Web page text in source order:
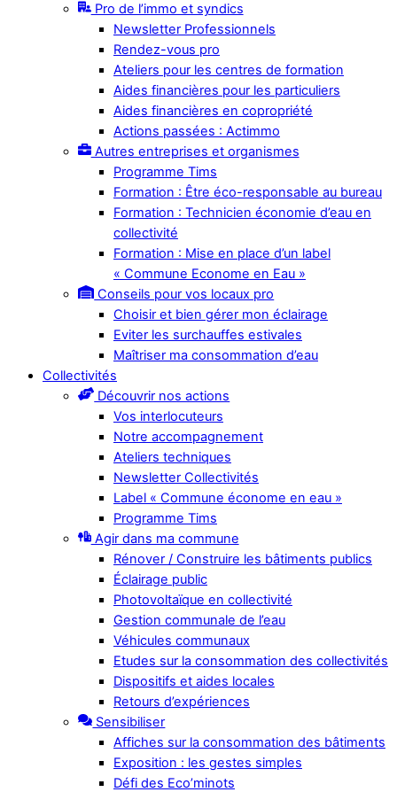
Pro de l’immo et syndics
Newsletter Professionnels
Rendez-vous pro
Ateliers pour les centres de formation
Aides financières pour les particuliers
Aides financières en copropriété
Actions passées : Actimmo
Autres entreprises et organismes
Programme Tims
Formation : Être éco-responsable au bureau
Formation : Technicien économie d’eau en
collectivité
Formation : Mise en place d’un label
« Commune Econome en Eau »
Conseils pour vos locaux pro
Choisir et bien gérer mon éclairage
Eviter les surchauffes estivales
Maîtriser ma consommation d’eau
Collectivités
Découvrir nos actions
Vos interlocuteurs
Notre accompagnement
Ateliers techniques
Newsletter Collectivités
Label « Commune économe en eau »
Programme Tims
Agir dans ma commune
Rénover / Construire les bâtiments publics
Éclairage public
Photovoltaïque en collectivité
Gestion communale de l’eau
Véhicules communaux
Etudes sur la consommation des collectivités
Dispositifs et aides locales
Retours d’expériences
Sensibiliser
Affiches sur la consommation des bâtiments
Exposition : les gestes simples
Défi des Eco’minots